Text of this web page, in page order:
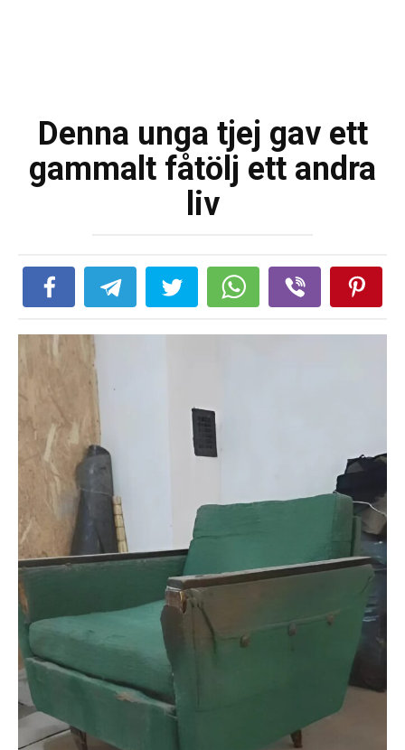
Denna unga tjej gav ett
gammalt fåtölj ett andra
liv